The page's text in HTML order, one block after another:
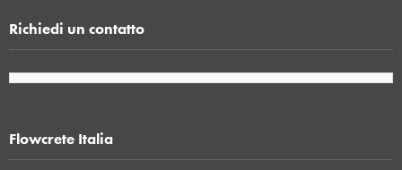
Richiedi un contatto
Flowcrete Italia